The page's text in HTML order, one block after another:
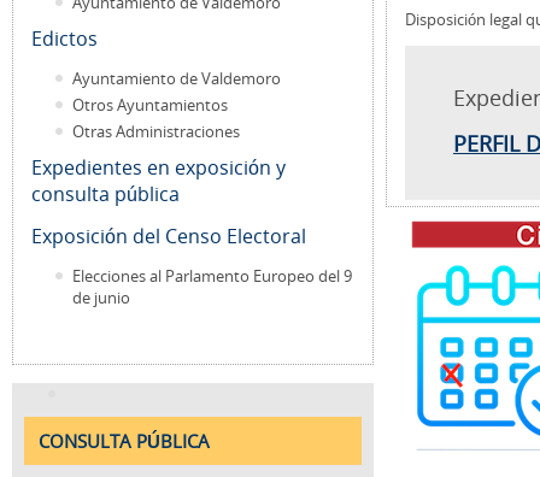
Edictos
Ayuntamiento de Valdemoro
Otros Ayuntamientos
Otras Administraciones
Expedientes en exposición y
consulta pública
Exposición del Censo Electoral
Elecciones al Parlamento Europeo del 9
de junio
CONSULTA PÚBLICA
Disposición legal
PERFIL